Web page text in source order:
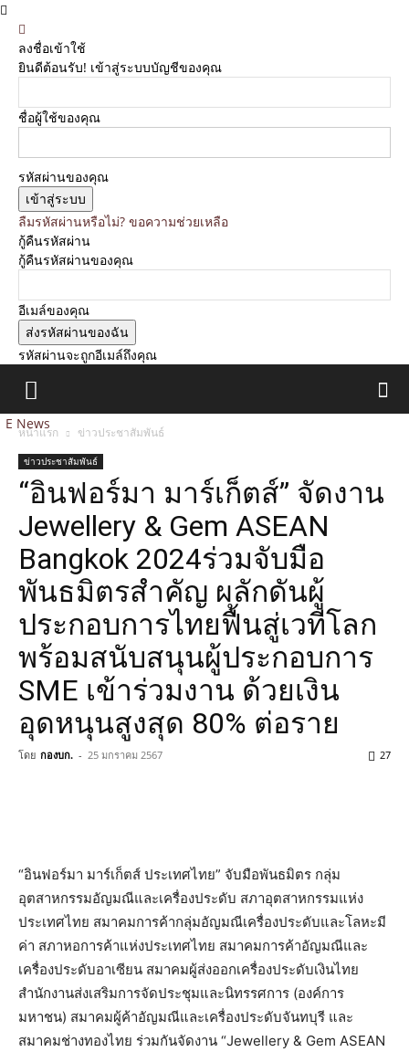
ลงชื่อเข้าใช้
ยินดีต้อนรับ! เข้าสู่ระบบบัญชีของคุณ
ชื่อผู้ใช้ของคุณ
รหัสผ่านของคุณ
ลืมรหัสผ่านหรือไม่? ขอความช่วยเหลือ
กู้คืนรหัสผ่าน
กู้คืนรหัสผ่านของคุณ
อีเมล์ของคุณ
รหัสผ่านจะถูกอีเมล์ถึงคุณ
E News
หน้าแรก ข่าวประชาสัมพันธ์
ข่าวประชาสัมพันธ์
“อินฟอร์มา มาร์เก็ตส์” จัดงาน
Jewellery & Gem ASEAN
Bangkok 2024ร่วมจับมือ
พันธมิตรสำคัญ ผลักดันผู้
ประกอบการไทยฟื้นสู่เวทีโลก
พร้อมสนับสนุนผู้ประกอบการ
SME เข้าร่วมงาน ด้วยเงิน
อุดหนุนสูงสุด 80% ต่อราย
โดย กองบก. - 25 มกราคม 2567 27
“อินฟอร์มา มาร์เก็ตส์ ประเทศไทย” จับมือพันธมิตร กลุ่ม
อุตสาหกรรมอัญมณีและเครื่องประดับ สภาอุตสาหกรรมแห่ง
ประเทศไทย สมาคมการค้ากลุ่มอัญมณีเครื่องประดับและโลหะมี
ค่า สภาหอการค้าแห่งประเทศไทย สมาคมการค้าอัญมณีและ
เครื่องประดับอาเซียน สมาคมผู้ส่งออกเครื่องประดับเงินไทย
สำนักงานส่งเสริมการจัดประชุมและนิทรรศการ (องค์การ
มหาชน) สมาคมผู้ค้าอัญมณีและเครื่องประดับจันทบุรี และ
สมาคมช่างทองไทย ร่วมกันจัดงาน “Jewellery & Gem ASEAN